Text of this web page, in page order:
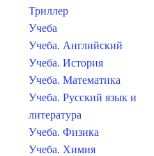
Триллер
Учеба
Учеба. Английский
Учеба. История
Учеба. Математика
Учеба. Русский язык и
литература
Учеба. Физика
Учеба. Химия